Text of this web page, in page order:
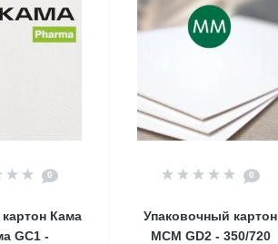
0
Кама
GC1 -
0
Упаковочный картон
MCM GD2 - 350/720